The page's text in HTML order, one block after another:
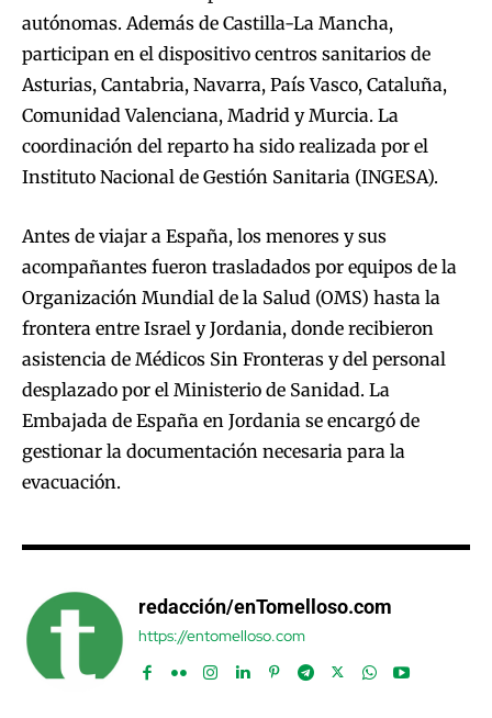
autónomas. Además de Castilla-La Mancha,
participan en el dispositivo centros sanitarios de
Asturias, Cantabria, Navarra, País Vasco, Cataluña,
Comunidad Valenciana, Madrid y Murcia. La
coordinación del reparto ha sido realizada por el
Instituto Nacional de Gestión Sanitaria (INGESA).
Antes de viajar a España, los menores y sus
acompañantes fueron trasladados por equipos de la
Organización Mundial de la Salud (OMS) hasta la
frontera entre Israel y Jordania, donde recibieron
asistencia de Médicos Sin Fronteras y del personal
desplazado por el Ministerio de Sanidad. La
Embajada de España en Jordania se encargó de
gestionar la documentación necesaria para la
evacuación.
redacción/enTomelloso.com
https://entomelloso.com